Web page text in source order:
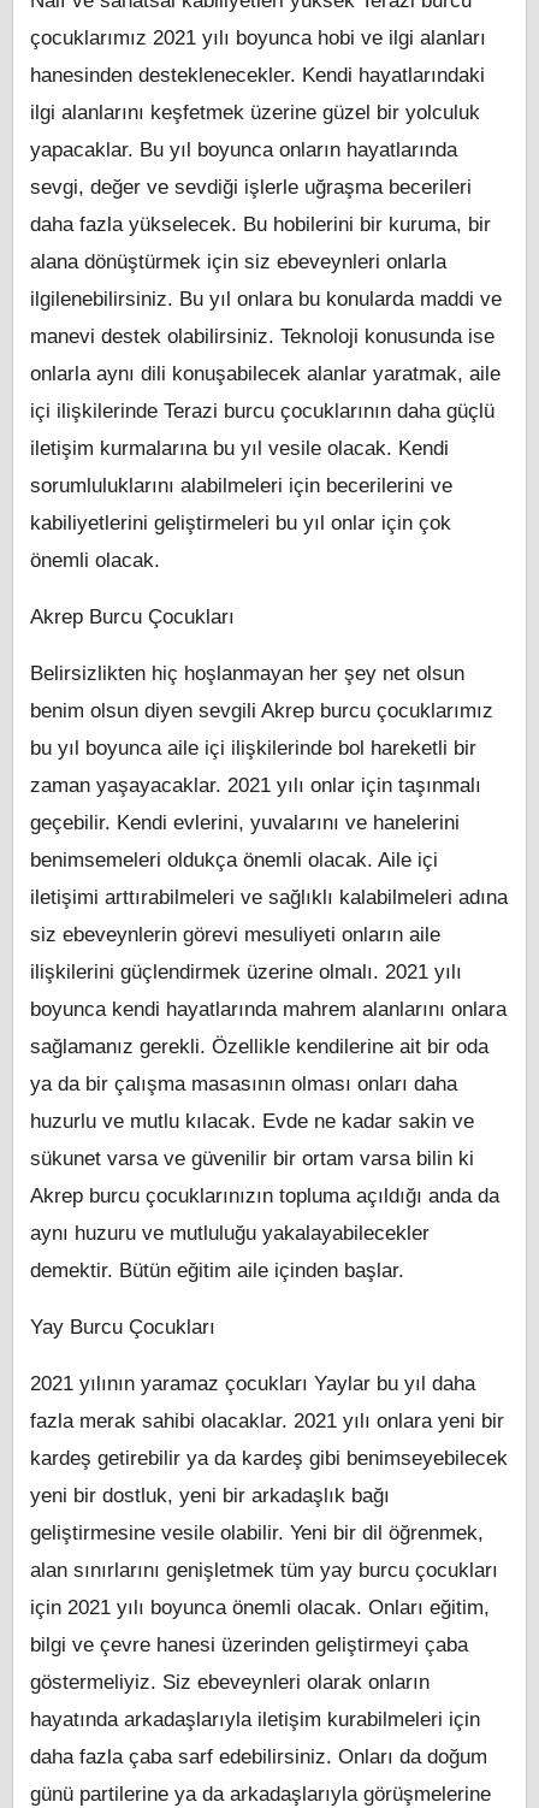
çocuklarımız 2021 yılı boyunca hobi ve ilgi alanları
hanesinden desteklenecekler. Kendi hayatlarındaki
ilgi alanlarını keşfetmek üzerine güzel bir yolculuk
yapacaklar. Bu yıl boyunca onların hayatlarında
sevgi, değer ve sevdiği işlerle uğraşma becerileri
daha fazla yükselecek. Bu hobilerini bir kuruma, bir
alana dönüştürmek için siz ebeveynleri onlarla
ilgilenebilirsiniz. Bu yıl onlara bu konularda maddi ve
manevi destek olabilirsiniz. Teknoloji konusunda ise
onlarla aynı dili konuşabilecek alanlar yaratmak, aile
içi ilişkilerinde Terazi burcu çocuklarının daha güçlü
iletişim kurmalarına bu yıl vesile olacak. Kendi
sorumluluklarını alabilmeleri için becerilerini ve
kabiliyetlerini geliştirmeleri bu yıl onlar için çok
önemli olacak.
Akrep Burcu Çocukları
Belirsizlikten hiç hoşlanmayan her şey net olsun
benim olsun diyen sevgili Akrep burcu çocuklarımız
bu yıl boyunca aile içi ilişkilerinde bol hareketli bir
zaman yaşayacaklar. 2021 yılı onlar için taşınmalı
geçebilir. Kendi evlerini, yuvalarını ve hanelerini
benimsemeleri oldukça önemli olacak. Aile içi
iletişimi arttırabilmeleri ve sağlıklı kalabilmeleri adına
siz ebeveynlerin görevi mesuliyeti onların aile
ilişkilerini güçlendirmek üzerine olmalı. 2021 yılı
boyunca kendi hayatlarında mahrem alanlarını onlara
sağlamanız gerekli. Özellikle kendilerine ait bir oda
ya da bir çalışma masasının olması onları daha
huzurlu ve mutlu kılacak. Evde ne kadar sakin ve
sükunet varsa ve güvenilir bir ortam varsa bilin ki
Akrep burcu çocuklarınızın topluma açıldığı anda da
aynı huzuru ve mutluluğu yakalayabilecekler
demektir. Bütün eğitim aile içinden başlar.
Yay Burcu Çocukları
2021 yılının yaramaz çocukları Yaylar bu yıl daha
fazla merak sahibi olacaklar. 2021 yılı onlara yeni bir
kardeş getirebilir ya da kardeş gibi benimseyebilecek
yeni bir dostluk, yeni bir arkadaşlık bağı
geliştirmesine vesile olabilir. Yeni bir dil öğrenmek,
alan sınırlarını genişletmek tüm yay burcu çocukları
için 2021 yılı boyunca önemli olacak. Onları eğitim,
bilgi ve çevre hanesi üzerinden geliştirmeyi çaba
göstermeliyiz. Siz ebeveynleri olarak onların
hayatında arkadaşlarıyla iletişim kurabilmeleri için
daha fazla çaba sarf edebilirsiniz. Onları da doğum
günü partilerine ya da arkadaşlarıyla görüşmelerine